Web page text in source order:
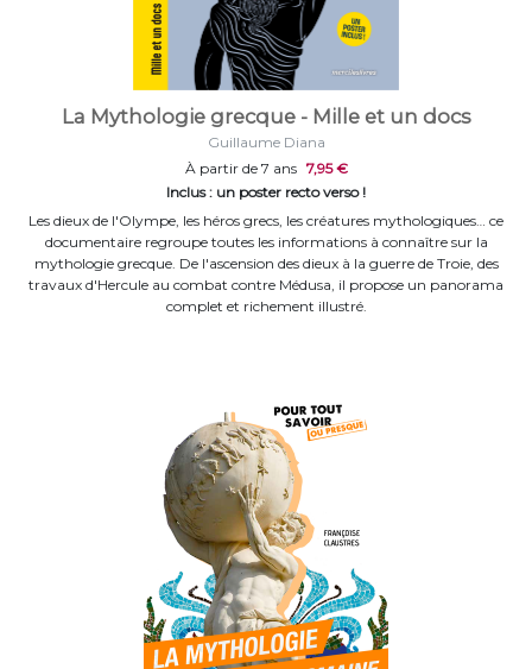
La Mythologie grecque - Mille et un docs
Guillaume Diana
À partir de 7 ans 7,95 €
Inclus : un poster recto verso !
Les dieux de l'Olympe, les héros grecs, les créatures mythologiques… ce
documentaire regroupe toutes les informations à connaître sur la
mythologie grecque. De l'ascension des dieux à la guerre de Troie, des
travaux d'Hercule au combat contre Médusa, il propose un panorama
complet et richement illustré.